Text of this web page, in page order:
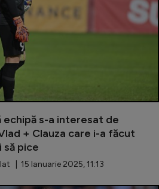
echipă s-a interesat de
+ Clauza care i-a făcut
să pice
| 15 Ianuarie 2025, 11:13